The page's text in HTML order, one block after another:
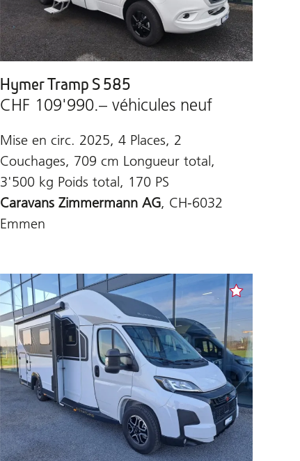
Hymer Tramp S 585
CHF 109'990.– véhicules neuf
Mise en circ. 2025, 4 Places, 2
Couchages, 709 cm Longueur total,
3'500 kg Poids total, 170 PS
Caravans Zimmermann AG, CH-6032
Emmen